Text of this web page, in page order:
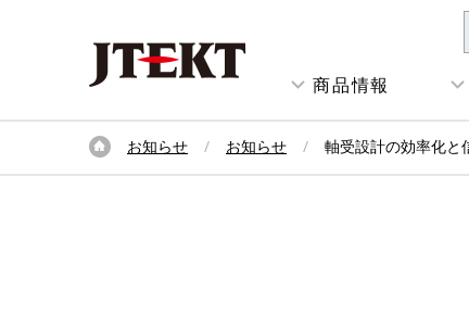
商品情報
お知らせ お知らせ 軸受設計の効率化と